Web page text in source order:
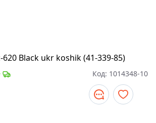
Black ukr koshik (41-339-85)
Код: 1014348-10